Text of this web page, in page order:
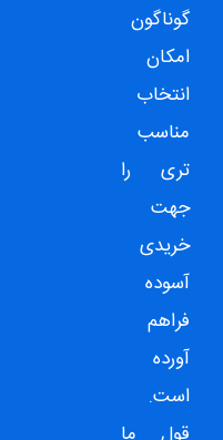
گوناگون
امکان
انتخاب
مناسب
تری را
جهت
خریدی
آسوده
فراهم
آورده
است.